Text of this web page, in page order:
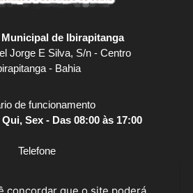
de Ibirapitanga
Jorge E Silva, S/n - Centro
- Bahia
de funcionamento
Sex - Das 08:00 às 17:00
Telefone